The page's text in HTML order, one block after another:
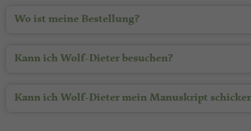
Wo ist meine Bestellung?
Kann ich Wolf-Dieter besuchen?
Kann ich Wolf-Dieter mein Manuskript